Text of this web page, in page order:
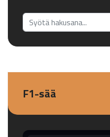
Etsi...
F1-sää